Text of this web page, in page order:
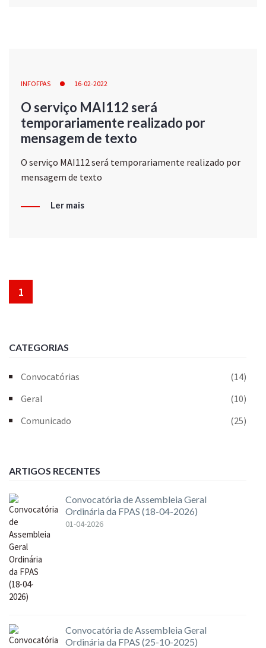
INFOFPAS 16-02-2022
O serviço MAI112 será
temporariamente realizado por
mensagem de texto
O serviço MAI112 será temporariamente realizado por
mensagem de texto
Ler mais
1
CATEGORIAS
Convocatórias
(14)
Geral
(10)
Comunicado
(25)
ARTIGOS RECENTES
Convocatória de Assembleia Geral
Ordinária da FPAS (18-04-2026)
01-04-2026
Convocatória de Assembleia Geral
Ordinária da FPAS (25-10-2025)